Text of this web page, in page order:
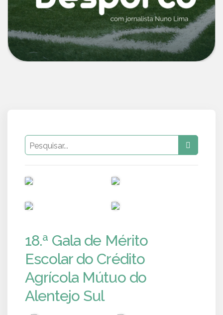
18.ª Gala de Mérito
Escolar do Crédito
Agrícola Mútuo do
Alentejo Sul